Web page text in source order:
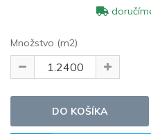
Množstvo (m2)